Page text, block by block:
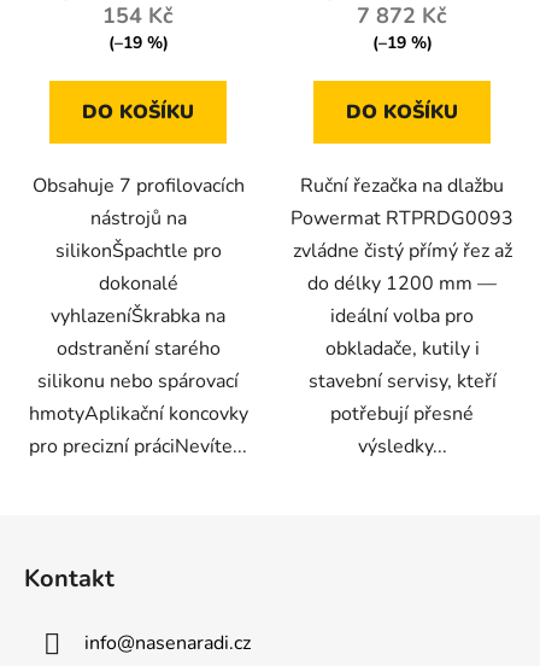
154 Kč
(–19 %)
DO KOŠÍKU
Obsahuje 7 profilovacích
nástrojů na
silikonŠpachtle pro
dokonalé
vyhlazeníŠkrabka na
odstranění starého
silikonu nebo spárovací
hmotyAplikační koncovky
pro precizní práciNevíte...
7 872 Kč
(–19 %)
DO KOŠÍKU
Ruční řezačka na dlažbu
Powermat RTPRDG0093
zvládne čistý přímý řez až
do délky 1200 mm —
ideální volba pro
obkladače, kutily i
stavební servisy, kteří
potřebují přesné
výsledky...
Kontakt
info@nasenaradi.cz